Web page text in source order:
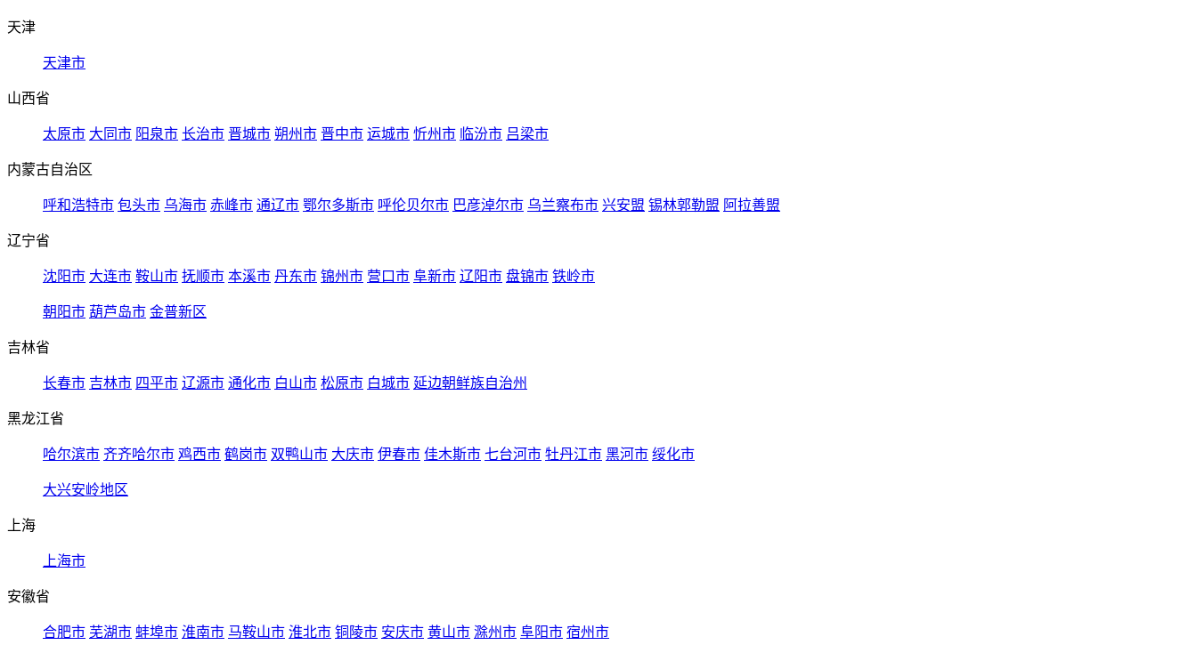
天津
天津市
山西省
太原市 大同市 阳泉市 长治市 晋城市 朔州市 晋中市 运城市 忻州市 临汾市 吕梁市
内蒙古自治区
呼和浩特市 包头市 乌海市 赤峰市 通辽市 鄂尔多斯市 呼伦贝尔市 巴彦淖尔市 乌兰察布市 兴安盟 锡林郭勒盟 阿拉善盟
辽宁省
沈阳市 大连市 鞍山市 抚顺市 本溪市 丹东市 锦州市 营口市 阜新市 辽阳市 盘锦市 铁岭市
朝阳市 葫芦岛市 金普新区
吉林省
长春市 吉林市 四平市 辽源市 通化市 白山市 松原市 白城市 延边朝鲜族自治州
黑龙江省
哈尔滨市 齐齐哈尔市 鸡西市 鹤岗市 双鸭山市 大庆市 伊春市 佳木斯市 七台河市 牡丹江市 黑河市 绥化市
大兴安岭地区
上海
上海市
安徽省
合肥市 芜湖市 蚌埠市 淮南市 马鞍山市 淮北市 铜陵市 安庆市 黄山市 滁州市 阜阳市 宿州市